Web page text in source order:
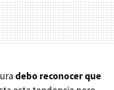
debo reconocer que